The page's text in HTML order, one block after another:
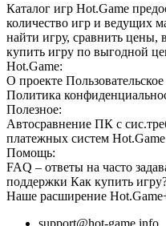
Каталог игр Hot.Game
количество игр и ведущих
найти игру, сравнить цены,
купить игру по выгодной
Hot.Game:
О проекте
Политика
Полезное:
Автосравнение ПК с
платежных систем
Помощь:
FAQ – ответы на часто
поддержки Как купить
Наше расширение
support@hot-game.info